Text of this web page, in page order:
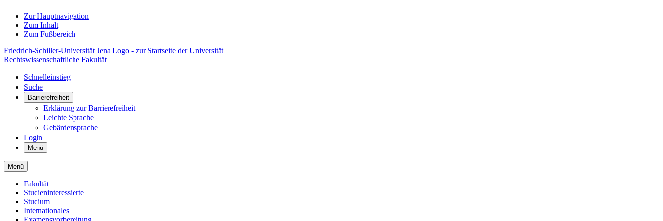
Zur Hauptnavigation
Zum Inhalt
Zum Fußbereich
Friedrich-Schiller-Universität Jena Logo - zur Startseite der Universität
Rechtswissenschaftliche Fakultät
Schnelleinstieg
Suche
Barrierefreiheit
Erklärung zur Barrierefreiheit
Leichte Sprache
Gebärdensprache
Login
Menü
Menü
Fakultät
Studieninteressierte
Studium
Internationales
Examensvorbereitung